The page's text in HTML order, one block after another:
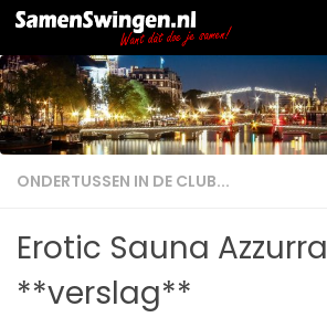
Doorgaan naar inhoud
ONDERTUSSEN IN DE CLUB...
Erotic Sauna Azzurra
**verslag**